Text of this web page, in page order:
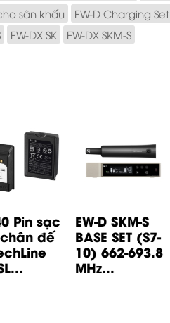
sân khấu EW-D Charging Set
EW-DX SK EW-DX SKM-S
Pin sạc
đế
EW-D SKM-S
BASE SET (S7-
10) 662-693.8
MHz...